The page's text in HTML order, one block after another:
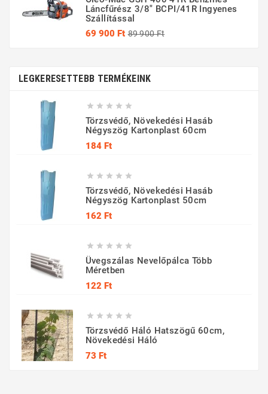
Láncfűrész 3/8" BCPI/41R Ingyenes
Szállítással
69 900 Ft 89 900 Ft
LEGKERESETTEBB TERMÉKEINK
    
Törzsvédő, Növekedési Hasáb
Négyszög Kartonplast 60cm
184 FtÁr
    
Törzsvédő, Növekedési Hasáb
Négyszög Kartonplast 50cm
162 FtÁr
    
Üvegszálas Nevelőpálca Több
Méretben
122 FtÁr
    
Törzsvédő Háló Hatszögű 60cm,
Növekedési Háló
73 FtÁr